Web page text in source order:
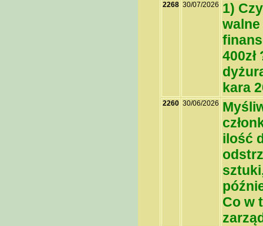
2268 30/07/2026 1)
kara
2260 30/06/2026
ilość
Co w